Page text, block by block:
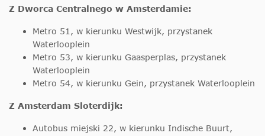
Z Dworca Centralnego w Amsterdamie:
Metro 51, w kierunku Westwijk, przystanek
Waterlooplein
Metro 53, w kierunku Gaasperplas, przystanek
Waterlooplein
Metro 54, w kierunku Gein, przystanek Waterlooplein
Z Amsterdam Sloterdijk:
Autobus miejski 22, w kierunku Indische Buurt,